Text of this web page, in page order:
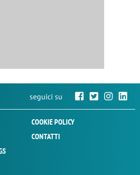
seguici su
COOKIE POLICY
CONTATTI